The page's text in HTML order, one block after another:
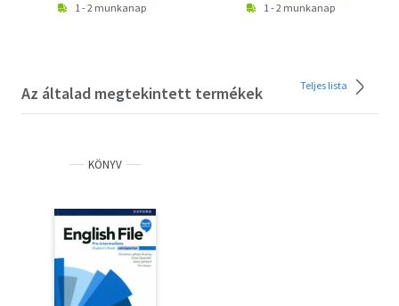
1 - 2 munkanap 1 - 2 munkanap
Az általad megtekintett termékek Teljes lista
KÖNYV